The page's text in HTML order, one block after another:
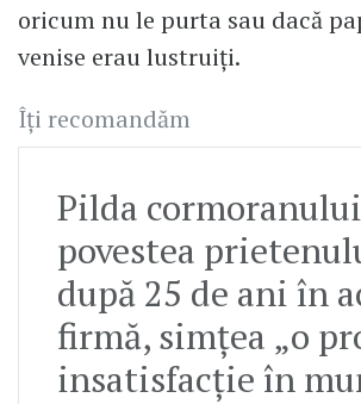
oricum nu le purta sau dacă
venise erau lustruiți.
Îți recomandăm
Pilda
povestea
după 25 de ani în
firmă, simțea „o
insatisfacţie în